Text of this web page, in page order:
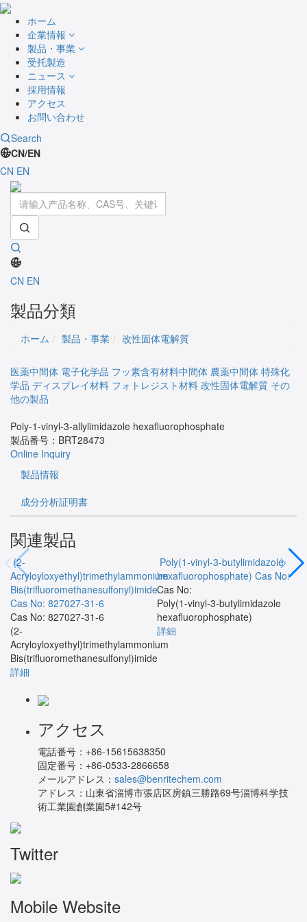
ホーム
企業情報
製品・事業
受托製造
ニュース
採用情報
アクセス
お問い合わせ
Search
CN/EN
CN EN
CN EN
製品分類
ホーム 製品・事業 改性固体電解質
医薬中間体 電子化学品 フッ素含有材料中間体 農薬中間体 特殊化
学品 ディスプレイ材料 フォトレジスト材料 改性固体電解質 その
他の製品
Poly-1-vinyl-3-allylimidazole hexafluorophosphate
製品番号： BRT28473
Online Inquiry
製品情報
成分分析証明書
関連製品
(2-
Acryloyloxyethyl)trimethylammonium
Bis(trifluoromethanesulfonyl)imide
Cas No: 827027-31-6
Cas No: 827027-31-6
(2-
Acryloyloxyethyl)trimethylammonium
Bis(trifluoromethanesulfonyl)imide
詳細
Poly(1-vinyl-3-butylimidazole
hexafluorophosphate) Cas No:
Cas No:
Poly(1-vinyl-3-butylimidazole
hexafluorophosphate)
詳細
アクセス
電話番号： +86-15615638350
固定番号： +86-0533-2866658
メールアドレス： sales@benritechem.com
アドレス： 山東省淄博市張店区房鎮三勝路69号淄博科学技
術工業園創業園5#142号
Twitter
Mobile Website